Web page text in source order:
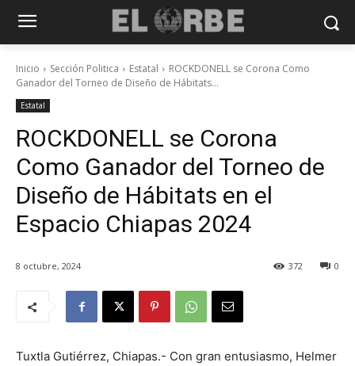
Inicio Sección Politica Estatal
ROCKDONELL se Corona Como
Ganador del Torneo de Diseño de Hábitats...
Estatal
ROCKDONELL se Corona
Como Ganador del Torneo de
Diseño de Hábitats en el
Espacio Chiapas 2024
8 octubre, 2024 0
372
Tuxtla Gutiérrez, Chiapas.- Con gran entusiasmo, Helmer